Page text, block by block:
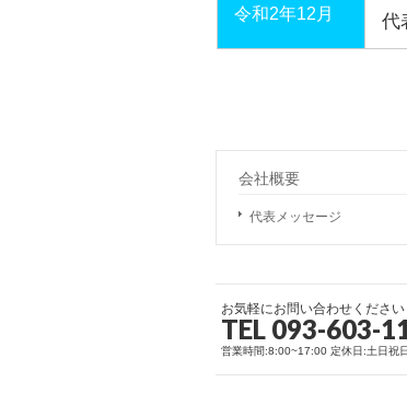
令和2年12月 代
会社概要
代表メッセージ
お気軽にお問い合わせください
TEL 093-603-
営業時間:8:00~17:00 定休日:土日祝日